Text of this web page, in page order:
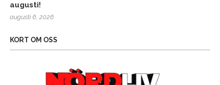
augusti!
augusti 6, 2026
KORT OM OSS